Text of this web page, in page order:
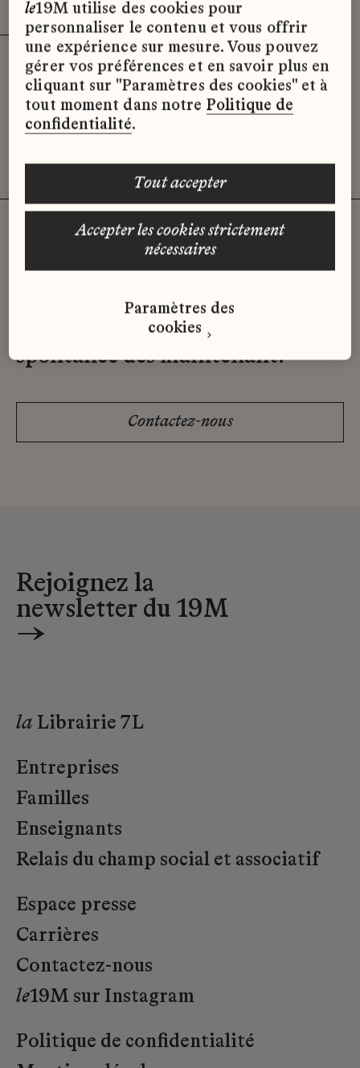
Désolé, il semble qu’il n’y ait pas
d’offres d’emploi disponibles pour le
moment.
Vous n'avez pas trouvé d'offre
qui correspond à votre profil ?
Envoyez-nous votre candidature
spontanée dès maintenant.
Contactez-nous
Rejoignez la
newsletter du 19M
→
la Librairie 7L
Entreprises
Familles
Enseignants
Relais du champ social et associatif
Espace presse
Carrières
Contactez-nous
le19M sur Instagram
Politique de confidentialité
le19M utilise des cookies pour
personnaliser le contenu et vous offrir
une expérience sur mesure. Vous pouvez
gérer vos préférences et en savoir plus en
cliquant sur "Paramètres des cookies" et à
tout moment dans notre Politique de
confidentialité.
accepter les cookies strictement
nécessaires
tout accepter
Paramètres des
cookies